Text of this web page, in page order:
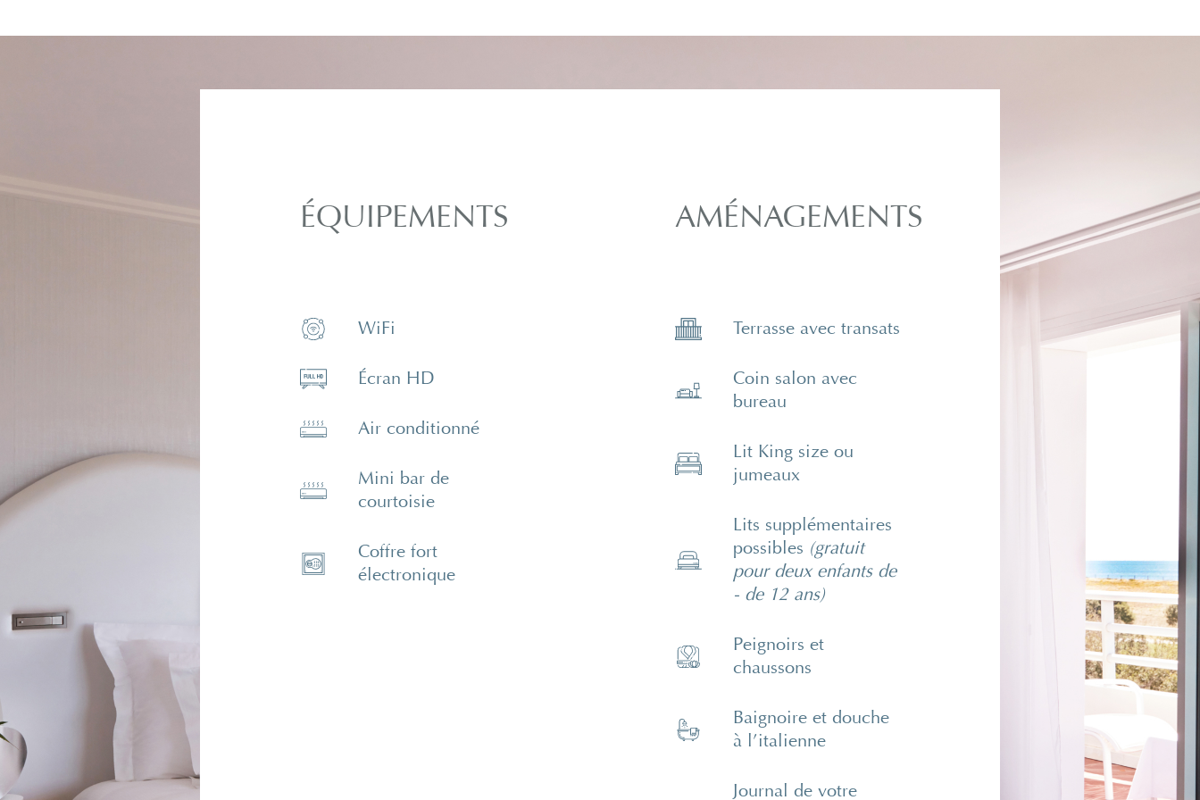
ÉQUIPEMENTS
WiFi
Écran HD
Air conditionné
Mini bar de
courtoisie
Coffre fort
électronique
AMÉNAGEMENTS
Terrasse avec transats
Coin salon avec
bureau
Lit King size ou
jumeaux
Lits supplémentaires
possibles (gratuit
pour deux enfants de
- de 12 ans)
Peignoirs et
chaussons
Baignoire et douche
à l’italienne
Journal de votre